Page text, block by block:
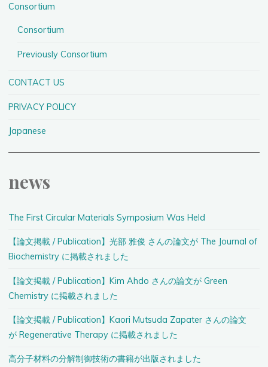
Consortium
Consortium
Previously Consortium
CONTACT US
PRIVACY POLICY
Japanese
news
The First Circular Materials Symposium Was Held
【論文掲載 / Publication】光部 雅俊 さんの論文が The Journal of
Biochemistry に掲載されました
【論文掲載 / Publication】Kim Ahdo さんの論文が Green
Chemistry に掲載されました
【論文掲載 / Publication】Kaori Mutsuda Zapater さんの論文
が Regenerative Therapy に掲載されました
高分子材料の分解制御技術の書籍が出版されました